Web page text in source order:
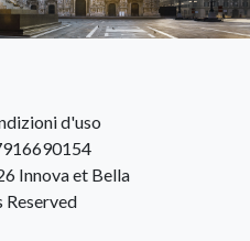
d'uso
Innova et Bella
Reserved